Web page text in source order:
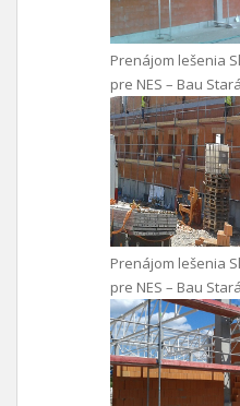
Prenájom lešenia
pre NES – Bau
Prenájom lešenia
pre NES – Bau